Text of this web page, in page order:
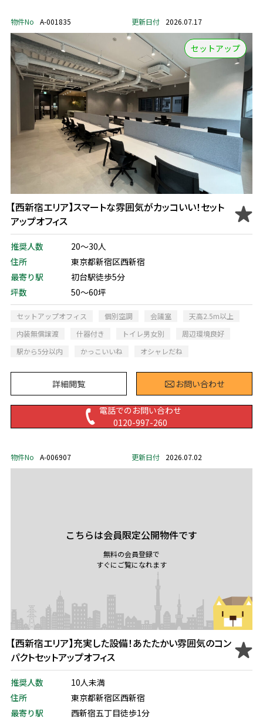
物件No A-001835 更新日付 2026.07.17
セットアップ
【西新宿エリア】スマートな雰囲気がカッコいい！セット
アップオフィス
推奨人数
20～30人
住所
東京都新宿区西新宿
最寄り駅
初台駅徒歩5分
坪数
50～60坪
セットアップオフィス 個別空調 会議室
天高2.5m以上
内装無償譲渡
什器付き トイレ男女別
周辺環境良好
駅から5分以内
かっこいいね オシャレだね
詳細閲覧 お問い合わせ
電話でのお問い合わせ
0120-997-260
物件No A-006907 更新日付 2026.07.02
こちらは会員限定公開物件です
無料の会員登録で
すぐにご覧になれます
【西新宿エリア】充実した設備！あたたかい雰囲気のコン
パクトセットアップオフィス
推奨人数
10人未満
住所
東京都新宿区西新宿
最寄り駅
西新宿五丁目徒歩1分